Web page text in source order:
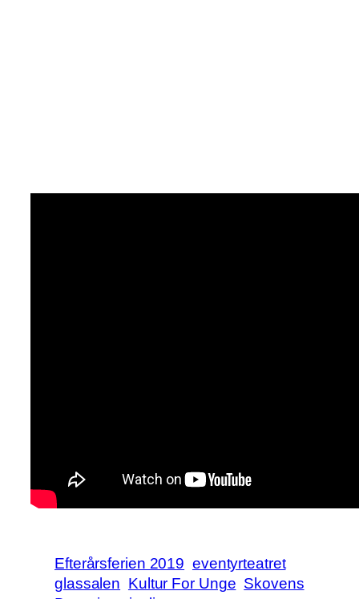
Efterårsferien 2019 eventyrteatret
glassalen Kultur For Unge Skovens